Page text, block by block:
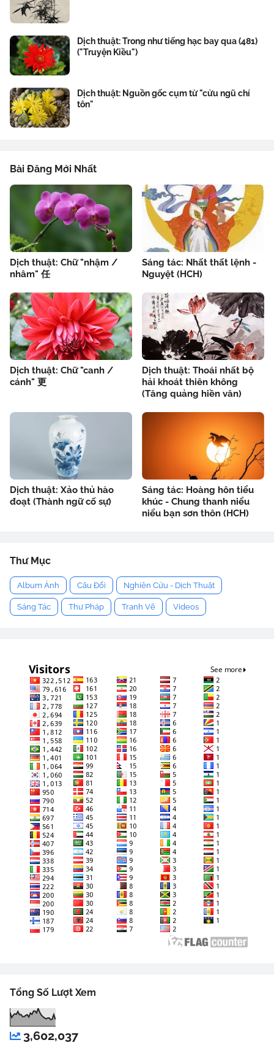
Dịch thuật: Trong như tiếng hạc bay qua (481)
("Truyện Kiều")
Dịch thuật: Nguồn gốc cụm từ "cửu ngũ chí
tôn"
Bài Đăng Mới Nhất
Dịch thuật: Chữ "nhậm /
nhâm" 任
Sáng tác: Nhất thất lệnh -
Nguyệt (HCH)
Dịch thuật: Chữ "canh /
cánh" 更
Dịch thuật: Thoái nhất bộ
hải khoát thiên không
(Tăng quảng hiền văn)
Dịch thuật: Xảo thủ hào
đoạt (Thành ngữ cố sự)
Sáng tác: Hoàng hôn tiểu
khúc - Chung thanh niểu
niểu bạn sơn thôn (HCH)
Thư Mục
Album Ảnh Câu Đối Nghiên Cứu - Dịch Thuật
Sáng Tác Thư Pháp Tranh Vẽ Videos
Tổng Số Lượt Xem
3,602,037